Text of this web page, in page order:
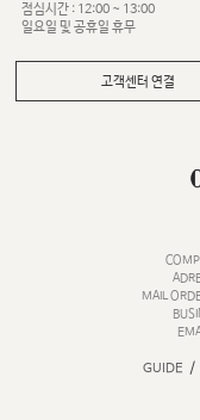
점심시간 : 12:00 ~ 13:00
일요일 및 공휴일 휴무
고객센터 연결
MAIL
GUIDE /